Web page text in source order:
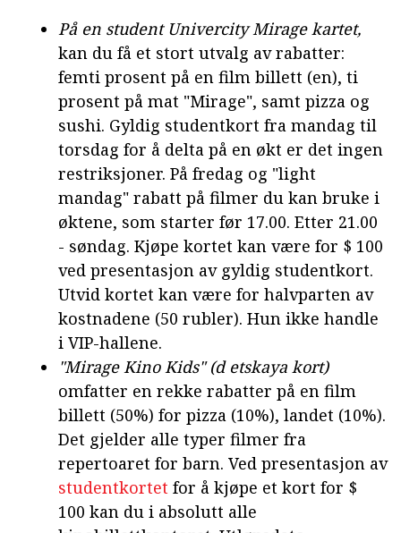
På en student Univercity Mirage kartet,
kan du få et stort utvalg av rabatter:
femti prosent på en film billett (en), ti
prosent på mat "Mirage", samt pizza og
sushi. Gyldig studentkort fra mandag til
torsdag for å delta på en økt er det ingen
restriksjoner. På fredag og "light
mandag" rabatt på filmer du kan bruke i
øktene, som starter før 17.00. Etter 21.00
- søndag. Kjøpe kortet kan være for $ 100
ved presentasjon av gyldig studentkort.
Utvid kortet kan være for halvparten av
kostnadene (50 rubler). Hun ikke handle
i VIP-hallene.
"Mirage Kino Kids" (d etskaya kort)
omfatter en rekke rabatter på en film
billett (50%) for pizza (10%), landet (10%).
Det gjelder alle typer filmer fra
repertoaret for barn. Ved presentasjon av
studentkortet for å kjøpe et kort for $
100 kan du i absolutt alle